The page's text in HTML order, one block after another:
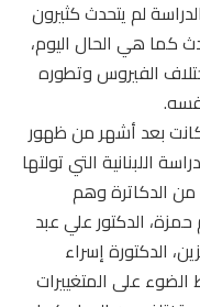
لم يتحدث كثيرون
كما هي الحال اليوم،
الفيروس وتطوره
كانت بعد أشهر من ظهور
اللبنانية التي تولتها
الدكاترة وهم
الدكتور علي عبد
الدكتورة إسراء
على المتغييرات